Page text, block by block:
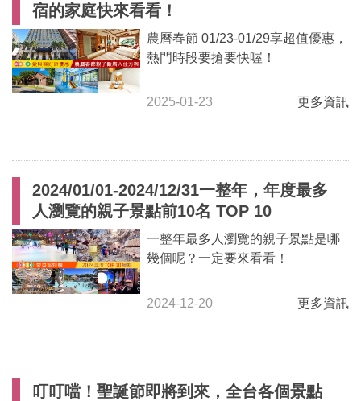
宿的家庭快來看看！
農曆春節 01/23-01/29享超值優惠，
熱門時段要搶要快喔！
更多資訊
2025-01-23
2024/01/01-2024/12/31一整年，年度最多
人瀏覽的親子景點前10名 TOP 10
一整年最多人瀏覽的親子景點是哪
幾個呢？一定要來看看！
更多資訊
2024-12-20
叮叮噹！聖誕節即將到來，全台各個景點